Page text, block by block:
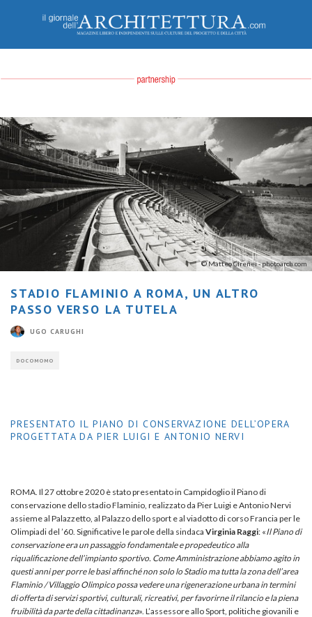
© Matteo Cirenei - photoarch.com
STADIO FLAMINIO A ROMA, UN ALTRO
PASSO VERSO LA TUTELA
UGO CARUGHI
DOCOMOMO
PRESENTATO IL PIANO DI CONSERVAZIONE DELL’OPERA
PROGETTATA DA PIER LUIGI E ANTONIO NERVI
ROMA. Il 27 ottobre 2020 è stato presentato in Campidoglio il Piano di
conservazione dello stadio Flaminio, realizzato da Pier Luigi e Antonio Nervi
assieme al Palazzetto, al Palazzo dello sport e al viadotto di corso Francia per le
Olimpiadi del ’60. Significative le parole della sindaca Virginia Raggi: «Il Piano di
conservazione era un passaggio fondamentale e propedeutico alla
riqualificazione dell’impianto sportivo. Come Amministrazione abbiamo agito in
questi anni per porre le basi affinché non solo lo Stadio ma tutta la zona dell’area
Flaminio / Villaggio Olimpico possa vedere una rigenerazione urbana in termini
di offerta di servizi sportivi, culturali, ricreativi, per favorirne il rilancio e la piena
fruibilità da parte della cittadinanza». L’assessore allo Sport, politiche giovanili e